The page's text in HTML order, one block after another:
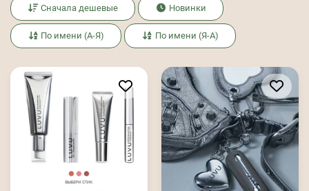
Сначала дешевые Новинки
По имени (А-Я) По имени (Я-А)